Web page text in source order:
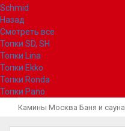
Schmid
Назад
Смотреть все
Топки SD, SH
Топки Lina
Топки Ekko
Топки Ronda
Топки Pano
Камины Москва Баня и сауна